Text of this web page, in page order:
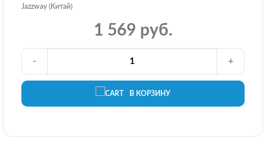
Jazzway (Китай)
1 569 руб.
В КОРЗИНУ
- +